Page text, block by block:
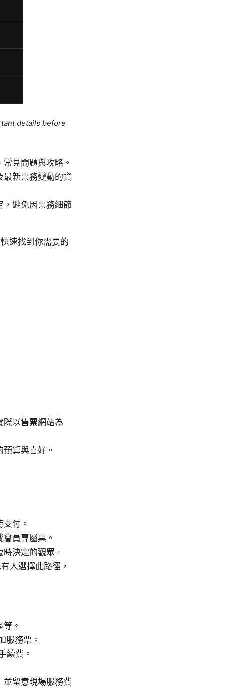
details before
見問題與攻略。
新票務變動的資
，避免因票務細節
速找到你需要的
際以售票網站為
算與喜好。
付。
員專屬票。
決定的觀眾。
人選擇此路徑，
。
服務票。
續費。
留意現場服務費